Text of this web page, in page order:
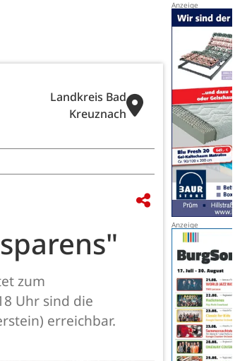
Landkreis Bad
Kreuznach
zum
Uhr sind die
erreichbar.